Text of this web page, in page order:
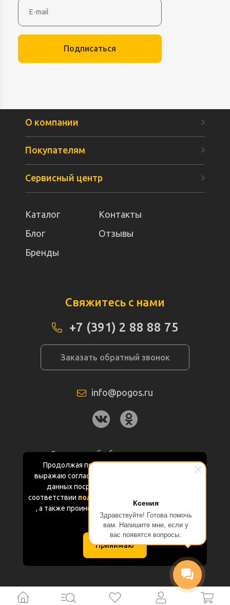
Ксения
Здравствуйте! Готова помочь
вам. Напишите мне, если у
вас появятся вопросы.
Подписаться
Продолжая пользоваться данным сайтом
выражаю согласие на обработку персональных
данных посредством Яндекс.Метрика в
соответствии политикой конфиденциальности
, а также проинформирован об использовании
Cookie-файлов
Принимаю
О компании
Покупателям
Сервисный центр
Каталог
Контакты
Блог
Отзывы
Бренды
Свяжитесь с нами
+7 (391) 2 88 88 75
Заказать обратный звонок
info@pogos.ru
Согласие на обработку персональных
данных
Политика конфиденциальности
Документация
Карта сайта
(с) «POGOS.ru» 2010-2026 (ИП Чивчян М.Р.)